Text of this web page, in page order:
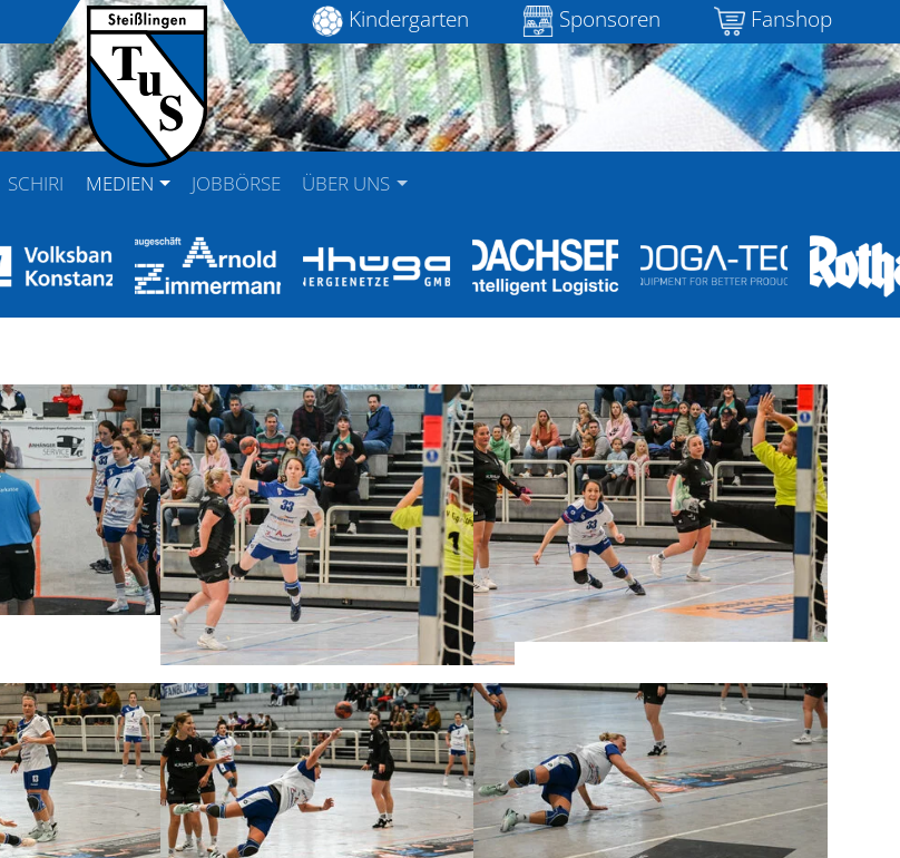
Kindergarten Sponsoren Fanshop
SCHIRI MEDIEN JOBBÖRSE ÜBER UNS